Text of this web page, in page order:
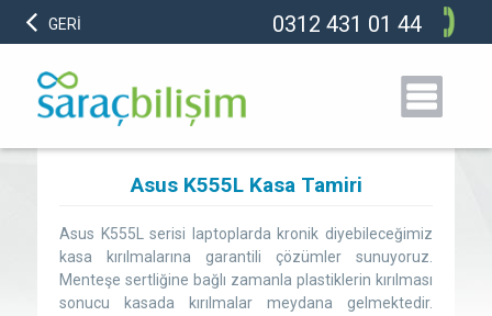
GERİ 0312 431 01 44
Asus K555L Kasa Tamiri
Asus K555L serisi laptoplarda kronik diyebileceğimiz
kasa kırılmalarına garantili çözümler sunuyoruz.
Menteşe sertliğine bağlı zamanla plastiklerin kırılması
sonucu kasada kırılmalar meydana gelmektedir.